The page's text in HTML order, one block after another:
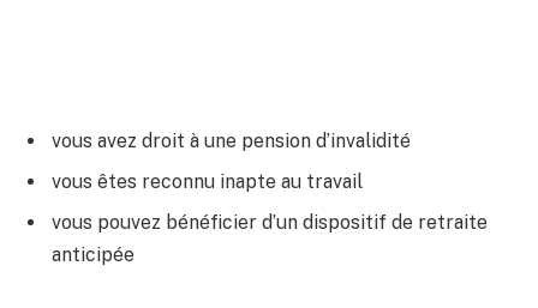
vous avez droit à une pension d’invalidité
vous êtes reconnu inapte au travail
vous pouvez bénéficier d’un dispositif de retraite
anticipée